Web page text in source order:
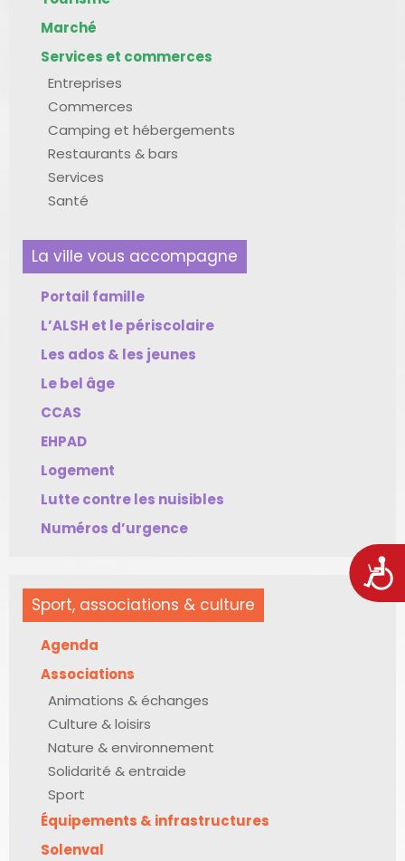
Marché
Services et commerces
Entreprises
Commerces
Camping et hébergements
Restaurants & bars
Services
Santé
La ville vous accompagne
Portail famille
L’ALSH et le périscolaire
Les ados & les jeunes
Le bel âge
CCAS
EHPAD
Logement
Lutte contre les nuisibles
Numéros d’urgence
Sport, associations & culture
Agenda
Associations
Animations & échanges
Culture & loisirs
Nature & environnement
Solidarité & entraide
Sport
Équipements & infrastructures
Solenval